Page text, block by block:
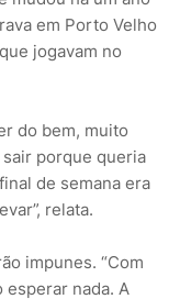
em Porto Velho
jogavam no
do bem, muito
porque queria
de semana era
relata.
impunes. “Com
esperar nada. A